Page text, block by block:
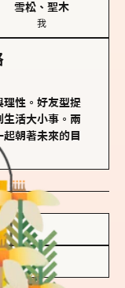
雪松、聖木
我
理性。好友型提
生活大小事。兩
朝著未來的目
解析 >>>